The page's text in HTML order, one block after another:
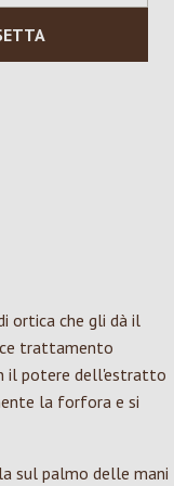
ortica che gli dà il
trattamento
il potere dell'estratto
la forfora e si
sul palmo delle mani